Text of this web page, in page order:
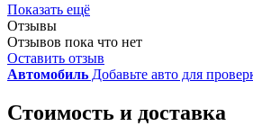
Показать ещё
Отзывы
Отзывов пока что нет
Оставить отзыв
Автомобиль Добавьте авто для
Стоимость и доставка